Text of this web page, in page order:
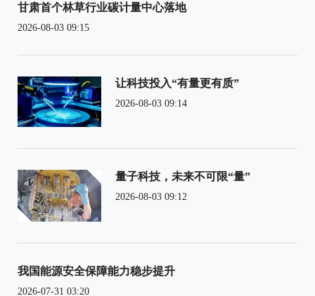
甘肃首个林草行业碳计量中心落地
2026-08-03 09:15
让科技投入“有量更有质”
2026-08-03 09:14
量子科技，未来不可限“量”
2026-08-03 09:12
我国能源安全保障能力稳步提升
2026-07-31 03:20